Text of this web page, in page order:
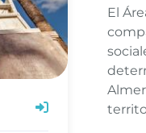
El